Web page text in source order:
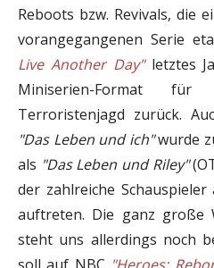
Reboots bzw. Revivals, die
vorangegangenen Serie
Live Another Day"letztes
Miniserien-Format
Terroristenjagd zurück.
"Das Leben und ich"wurde
als "Das Leben und Riley"
der zahlreiche
auftreten. Die ganz große
steht uns allerdings noch
soll auf NBC "Heroes: